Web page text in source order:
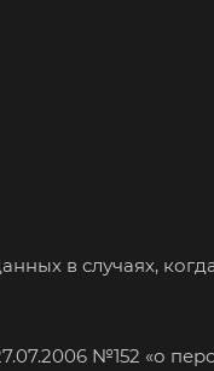
в случаях,
№152 «о